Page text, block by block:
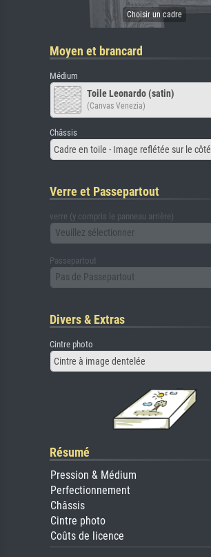
Moyen et brancard
Médium
Toile Leonardo (satin)
(Canvas Venezia)
Châssis
Cadre en toile - Image reflétée sur le côté
Verre et Passepartout
verre (y compris le panneau arrière)
Veuillez sélectionner
Passepartout
Pas de Passepartout
Divers & Extras
Cintre photo
Cintre à image dentelée
Résumé
Pression & Médium
Perfectionnement
Châssis
Cintre photo
Coûts de licence